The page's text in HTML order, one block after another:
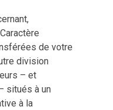
de votre
division
– et
situés à un
à la